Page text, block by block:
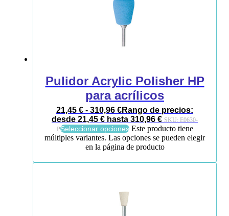
Pulidor Acrylic Polisher HP
para acrílicos
21,45 € - 310,96 €Rango de precios:
desde 21,45 € hasta 310,96 € SKU: E0630-
PSeleccionar opciones Este producto tiene
múltiples variantes. Las opciones se pueden elegir
en la página de producto